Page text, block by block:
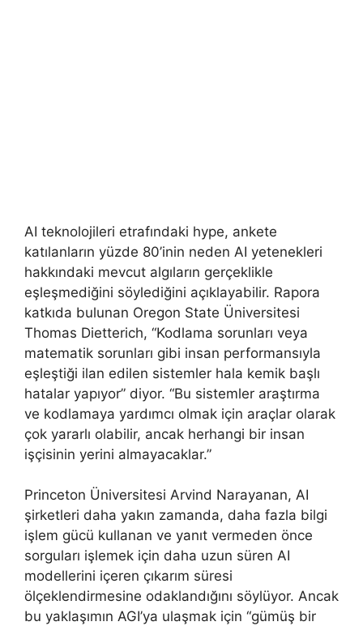
AI teknolojileri etrafındaki hype, ankete
katılanların yüzde 80’inin neden AI yetenekleri
hakkındaki mevcut algıların gerçeklikle
eşleşmediğini söylediğini açıklayabilir. Rapora
katkıda bulunan Oregon State Üniversitesi
Thomas Dietterich, “Kodlama sorunları veya
matematik sorunları gibi insan performansıyla
eşleştiği ilan edilen sistemler hala kemik başlı
hatalar yapıyor” diyor. “Bu sistemler araştırma
ve kodlamaya yardımcı olmak için araçlar olarak
çok yararlı olabilir, ancak herhangi bir insan
işçisinin yerini almayacaklar.”
Princeton Üniversitesi Arvind Narayanan, AI
şirketleri daha yakın zamanda, daha fazla bilgi
işlem gücü kullanan ve yanıt vermeden önce
sorguları işlemek için daha uzun süren AI
modellerini içeren çıkarım süresi
ölçeklendirmesine odaklandığını söylüyor. Ancak
bu yaklaşımın AGI’ya ulaşmak için “gümüş bir